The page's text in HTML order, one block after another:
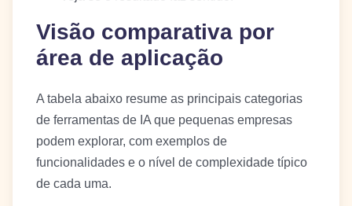
Visão comparativa por
área de aplicação
A tabela abaixo resume as principais categorias
de ferramentas de IA que pequenas empresas
podem explorar, com exemplos de
funcionalidades e o nível de complexidade típico
de cada uma.